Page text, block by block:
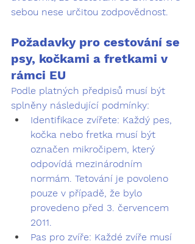
sebou nese určitou zodpovědnost.
Požadavky pro cestování se
psy, kočkami a fretkami v
rámci EU
Podle platných předpisů musí být
splněny následující podmínky:
Identifikace zvířete: Každý pes,
kočka nebo fretka musí být
označen mikročipem, který
odpovídá mezinárodním
normám. Tetování je povoleno
pouze v případě, že bylo
provedeno před 3. červencem
2011.
Pas pro zvíře: Každé zvíře musí